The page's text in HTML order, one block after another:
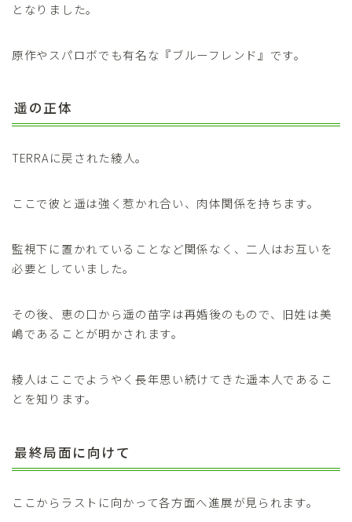
となりました。
原作やスパロボでも有名な『ブルーフレンド』です。
遥の正体
TERRAに戻された綾人。
ここで彼と遥は強く惹かれ合い、肉体関係を持ちます。
監視下に置かれていることなど関係なく、二人はお互いを
必要としていました。
その後、恵の口から遥の苗字は再婚後のもので、旧姓は美
嶋であることが明かされます。
綾人はここでようやく長年思い続けてきた遥本人であるこ
とを知ります。
最終局面に向けて
ここからラストに向かって各方面へ進展が見られます。